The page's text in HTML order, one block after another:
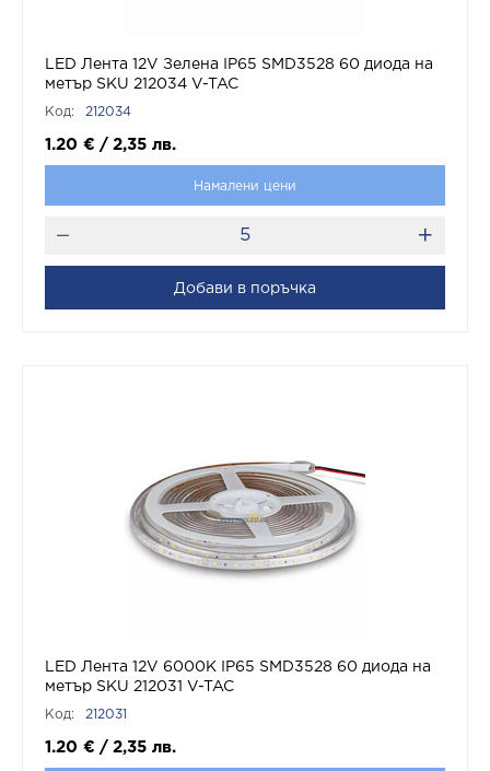
LED Лента 12V Зелена IP65 SMD3528 60 диода на
метър SKU 212034 V-TAC
Код: 212034
1.20 € / 2,35 лв.
Намалени цени
Добави в поръчка
LED Лента 12V 6000K IP65 SMD3528 60 диода на
метър SKU 212031 V-TAC
Код: 212031
1.20 € / 2,35 лв.